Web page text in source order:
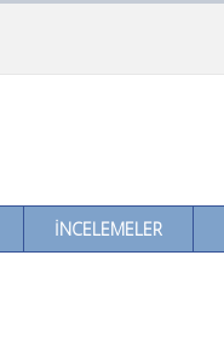
İNCELEMELER